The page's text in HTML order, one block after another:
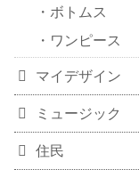
ボトムス
ワンピース
マイデザイン
ミュージック
住民